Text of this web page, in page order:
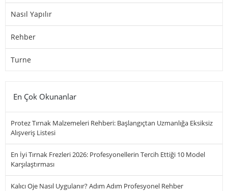
Nasıl Yapılır
Rehber
Turne
En Çok Okunanlar
Protez Tırnak Malzemeleri Rehberi: Başlangıçtan Uzmanlığa Eksiksiz
Alışveriş Listesi
En İyi Tırnak Frezleri 2026: Profesyonellerin Tercih Ettiği 10 Model
Karşılaştırması
Kalıcı Oje Nasıl Uygulanır? Adım Adım Profesyonel Rehber